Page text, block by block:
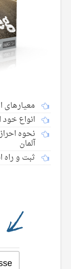
معیارهای
انواع
نحوه
آلمان
ثبت و راه